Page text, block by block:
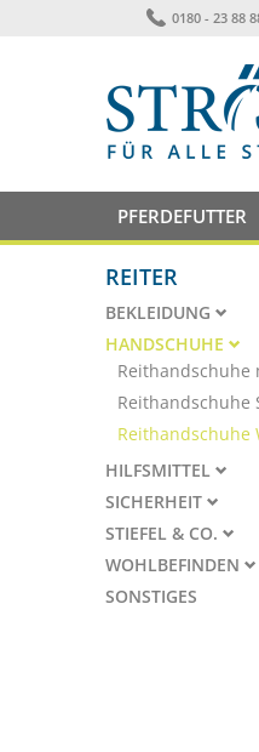
0180 - 23 88
PFERDEFUTTER
REITER
BEKLEIDUNG
HANDSCHUHE
Reithandschuhe
Reithandschuhe
Reithandschuhe
HILFSMITTEL
SICHERHEIT
STIEFEL & CO.
WOHLBEFINDEN
SONSTIGES